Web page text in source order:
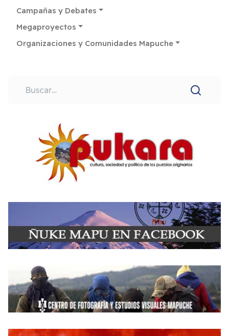
Campañas y Debates
Megaproyectos
Organizaciones y Comunidades Mapuche